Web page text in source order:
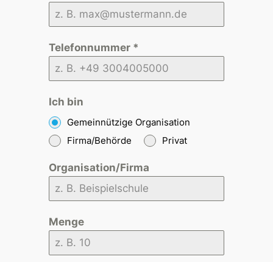
Telefonnummer *
Ich bin
Gemeinnützige Organisation
Firma/Behörde
Privat
Organisation/Firma
Menge